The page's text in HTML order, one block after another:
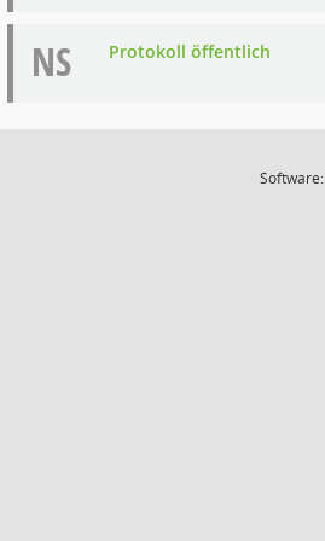
NS Protokoll öffentlich
Software: